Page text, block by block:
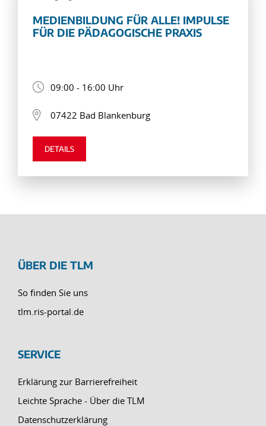
MEDIENBILDUNG FÜR ALLE! IMPULSE
FÜR DIE PÄDAGOGISCHE PRAXIS
09:00 - 16:00 Uhr
07422 Bad Blankenburg
DETAILS
ÜBER DIE TLM
So finden Sie uns
tlm.ris-portal.de
SERVICE
Erklärung zur Barrierefreiheit
Leichte Sprache - Über die TLM
Datenschutzerklärung